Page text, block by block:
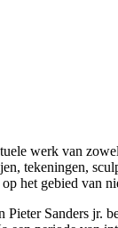
werk van
tekeningen,
het gebied van
Sanders jr.